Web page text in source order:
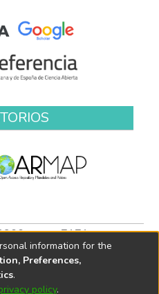
anexo 7171
information for the
Preferences,
.
policy.